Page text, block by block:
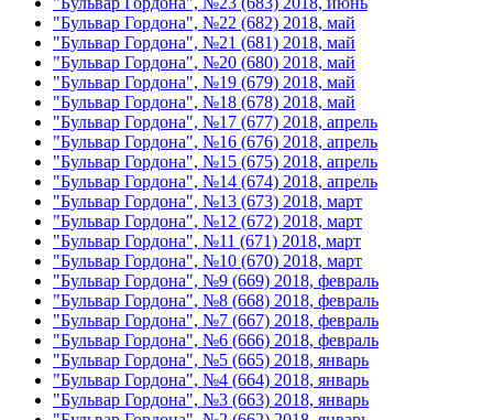
"Бульвар Гордона", №22 (682) 2018, май
"Бульвар Гордона", №21 (681) 2018, май
"Бульвар Гордона", №20 (680) 2018, май
"Бульвар Гордона", №19 (679) 2018, май
"Бульвар Гордона", №18 (678) 2018, май
"Бульвар Гордона", №17 (677) 2018, апрель
"Бульвар Гордона", №16 (676) 2018, апрель
"Бульвар Гордона", №15 (675) 2018, апрель
"Бульвар Гордона", №14 (674) 2018, апрель
"Бульвар Гордона", №13 (673) 2018, март
"Бульвар Гордона", №12 (672) 2018, март
"Бульвар Гордона", №11 (671) 2018, март
"Бульвар Гордона", №10 (670) 2018, март
"Бульвар Гордона", №9 (669) 2018, февраль
"Бульвар Гордона", №8 (668) 2018, февраль
"Бульвар Гордона", №7 (667) 2018, февраль
"Бульвар Гордона", №6 (666) 2018, февраль
"Бульвар Гордона", №5 (665) 2018, январь
"Бульвар Гордона", №4 (664) 2018, январь
"Бульвар Гордона", №3 (663) 2018, январь